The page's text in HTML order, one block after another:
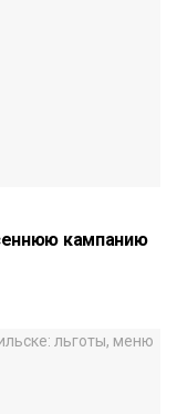
кампанию